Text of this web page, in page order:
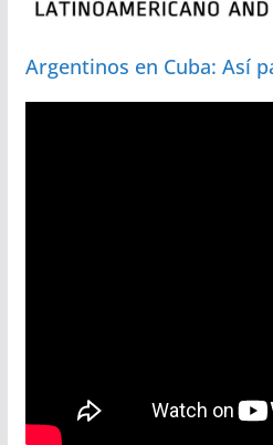
Argentinos en Cuba: Así